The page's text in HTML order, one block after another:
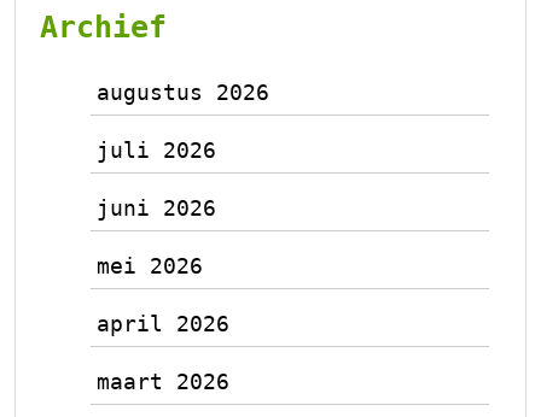
Archief
augustus 2026
juli 2026
juni 2026
mei 2026
april 2026
maart 2026